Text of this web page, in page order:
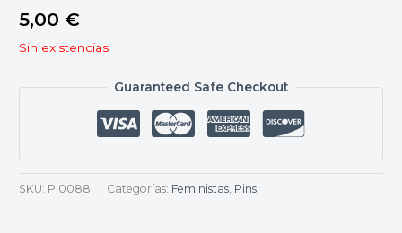
5,00 €
Sin existencias
Guaranteed Safe Checkout
SKU: PI0088 Categorías: Feministas, Pins